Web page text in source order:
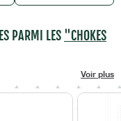
PARMI LES "CHOKES
Voir plus